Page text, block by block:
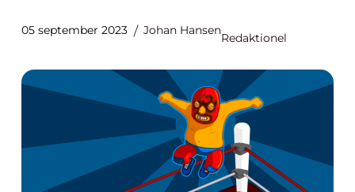
05 september 2023 Johan Hansen
Redaktionel